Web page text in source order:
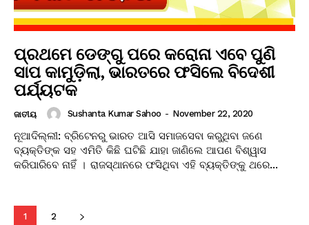
ପ୍ରଥମେ ଡେଙ୍ଗୁ ପରେ କରୋନା ଏବେ ପୁଣି
ସାପ କାମୁଡ଼ିଲା, ଭାରତରେ ଫସିଲେ ବିଦେଶୀ
ପର୍ଯ୍ୟଟକ
ଜାତୀୟ Sushanta Kumar Sahoo - November 22, 2020
ନୂଆଦିଲ୍ଲୀ: ବ୍ରିଟେନରୁ ଭାରତ ଆସି ସମାଜସେବା କରୁଥିବା ଜଣେ
ବ୍ୟକ୍ତିଙ୍କ ସହ ଏମିତି କିଛି ଘଟିଛି ଯାହା ଜାଣିଲେ ଆପଣ ବିଶ୍ୱାସ
କରିପାରିବେ ନାହିଁ । ରାଜସ୍ଥାନରେ ଫସିଥିବା ଏହି ବ୍ୟକ୍ତିଙ୍କୁ ଥରେ...
1 2